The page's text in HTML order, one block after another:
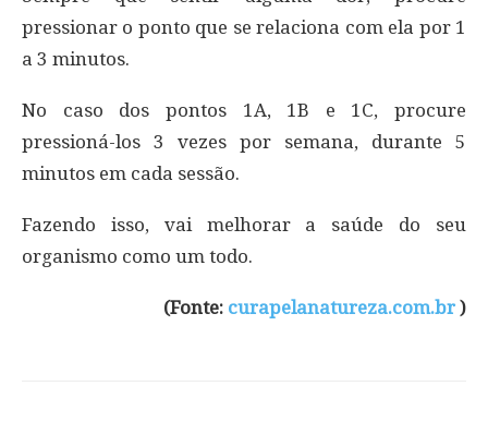
pressionar o ponto que se relaciona com ela por 1
a 3 minutos.
No caso dos pontos 1A, 1B e 1C, procure
pressioná-los 3 vezes por semana, durante 5
minutos em cada sessão.
Fazendo isso, vai melhorar a saúde do seu
organismo como um todo.
(Fonte: curapelanatureza.com.br )